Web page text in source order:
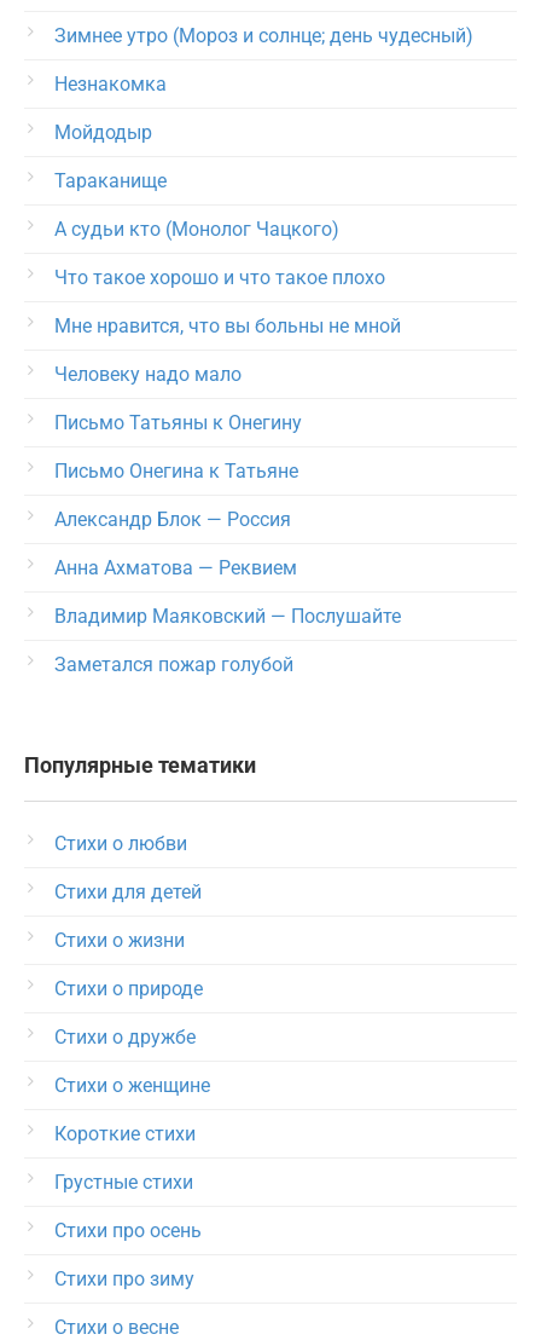
Зимнее утро (Мороз и солнце; день чудесный)
Незнакомка
Мойдодыр
Тараканище
А судьи кто (Монолог Чацкого)
Что такое хорошо и что такое плохо
Мне нравится, что вы больны не мной
Человеку надо мало
Письмо Татьяны к Онегину
Письмо Онегина к Татьяне
Александр Блок — Россия
Анна Ахматова — Реквием
Владимир Маяковский — Послушайте
Заметался пожар голубой
Популярные тематики
Стихи о любви
Стихи для детей
Стихи о жизни
Стихи о природе
Стихи о дружбе
Стихи о женщине
Короткие стихи
Грустные стихи
Стихи про осень
Стихи про зиму
Стихи о весне